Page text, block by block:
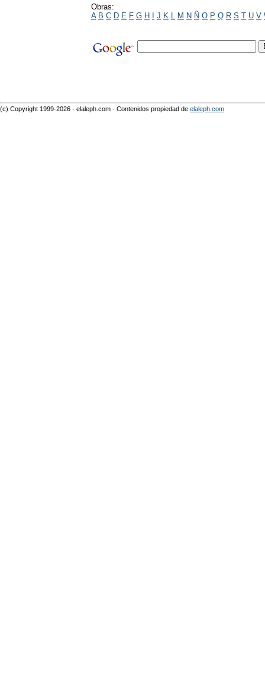
Obras:
A B C D E F G H I J K L M N Ñ O P Q R S T U V
(c) Copyright 1999-2026 - elaleph.com - Contenidos propiedad de elaleph.com